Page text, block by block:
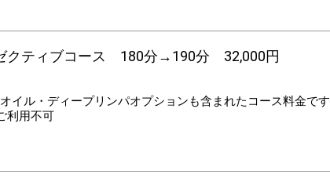
クティブコース 180分→190分 32,000円
イル・ディープリンパオプションも含まれたコース料金です
利用不可